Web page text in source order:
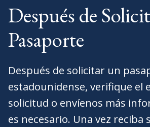
Después de
Pasaporte
Después de solicitar un
estadounidense, verifique el
solicitud o envíenos más
es necesario. Una vez reciba